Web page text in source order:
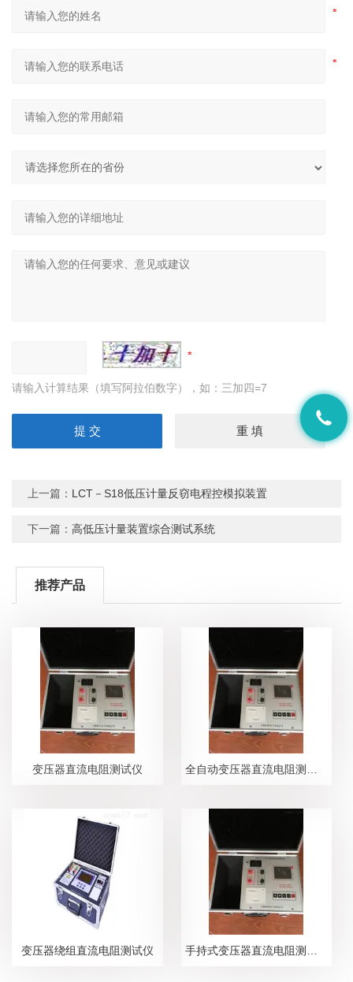
请输入计算结果（填写阿拉伯数字），如：三加四=7
上一篇： LCT－S18低压计量反窃电程控模拟装置
下一篇：高低压计量装置综合测试系统
推荐产品
变压器直流电阻测试仪
变压器绕组直流电阻测试仪